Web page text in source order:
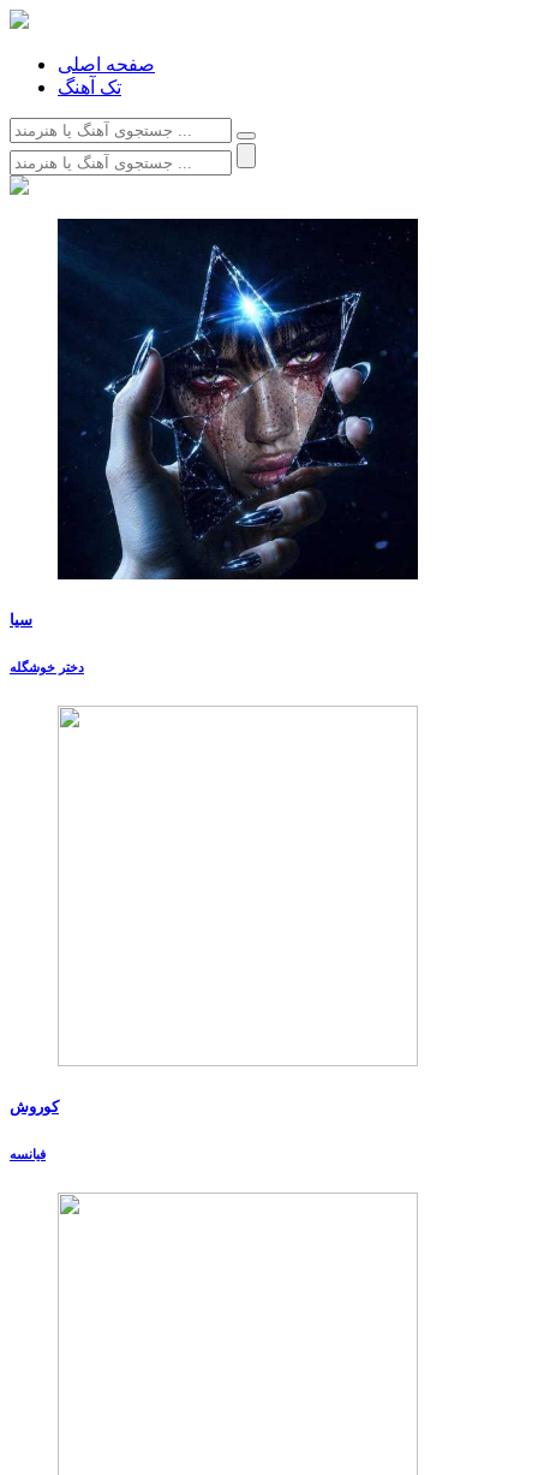
صفحه اصلی
تک آهنگ
سیا
دختر خوشگله
کوروش
فیانسه